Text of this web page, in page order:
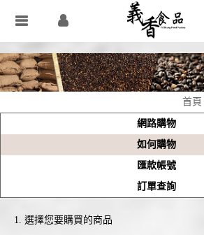
首頁
網路購物
如何購物
匯款帳號
訂單查詢
1. 選擇您要購買的商品